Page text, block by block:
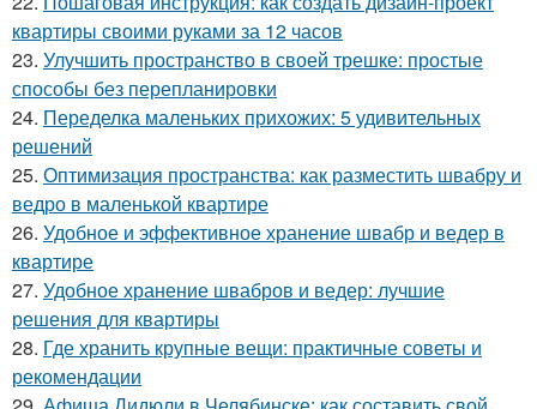
квартиры своими руками за 12 часов
23. Улучшить пространство в своей трешке: простые
способы без перепланировки
24. Переделка маленьких прихожих: 5 удивительных
решений
25. Оптимизация пространства: как разместить швабру и
ведро в маленькой квартире
26. Удобное и эффективное хранение швабр и ведер в
квартире
27. Удобное хранение швабров и ведер: лучшие
решения для квартиры
28. Где хранить крупные вещи: практичные советы и
рекомендации